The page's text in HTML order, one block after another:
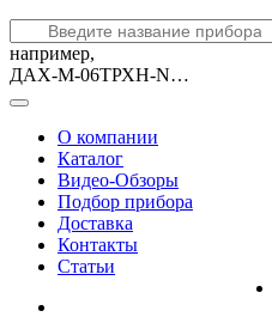
например,
ДАХ-М-06ТРХН-NO2-10
О компании
Каталог
Видео-Обзоры
Подбор прибора
Доставка
Контакты
Статьи